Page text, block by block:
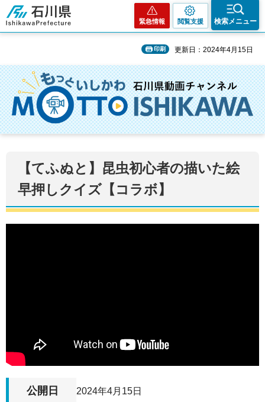
石川県
緊急情報 閲覧支援 検索メニュー
印刷 更新日：2024年4月15日
【てふぬと】昆虫初心者の描いた絵
早押しクイズ【コラボ】
公開日 2024年4月15日